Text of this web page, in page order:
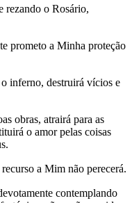
rezando o Rosário,
prometo a Minha proteção
inferno, destruirá vícios e
obras, atrairá para as
o amor pelas coisas
a Mim não perecerá.
contemplando